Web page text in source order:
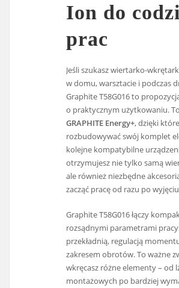
Ion do
prac
Jeśli szukasz wiertarko-
w domu, warsztacie i podczas
Graphite T58G016 to
o praktycznym użytkowaniu.
GRAPHITE Energy+, dzięki
rozbudowywać swój komplet
kolejne kompatybilne
otrzymujesz nie tylko samą
ale również niezbędne
zacząć pracę od razu po
Graphite T58G016 łączy
rozsądnymi parametrami
przekładnią, regulacją
zakresem obrotów. To ważne
wkręcasz różne elementy – od
montażowych po bardziej